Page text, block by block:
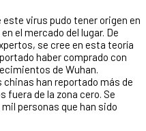
virus pudo tener origen en
el mercado del lugar. De
se cree en esta teoría
haber comprado con
de Wuhan.
han reportado más de
fuera de la zona cero. Se
personas que han sido